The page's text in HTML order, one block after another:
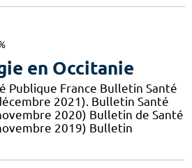
en Occitanie
Publique France Bulletin Santé
2021). Bulletin Santé
2020) Bulletin de Santé
2019) Bulletin